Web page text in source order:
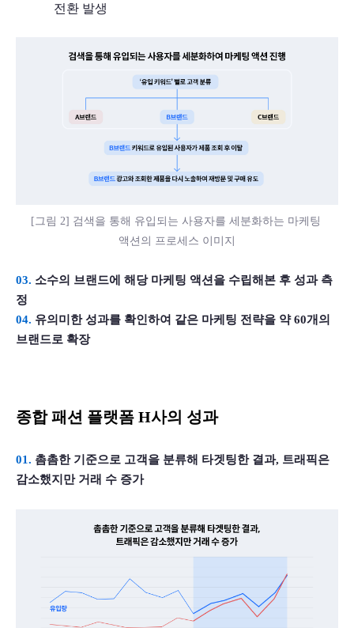
전환 발생
[그림 2] 검색을 통해 유입되는 사용자를 세분화하는 마케팅
액션의 프로세스 이미지
03. 소수의 브랜드에 해당 마케팅 액션을 수립해본 후 성과 측
정
04. 유의미한 성과를 확인하여 같은 마케팅 전략을 약 60개의
브랜드로 확장
종합 패션 플랫폼 H사의 성과
01. 촘촘한 기준으로 고객을 분류해 타겟팅한 결과, 트래픽은
감소했지만 거래 수 증가